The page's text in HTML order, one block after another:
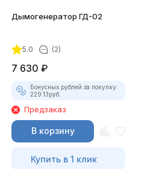
Дымогенератор ГД-02
5.0 (2)
7 630 ₽
Бонусных рублей за покупку:
229.13руб.
Предзаказ
В корзину
Купить в 1 клик